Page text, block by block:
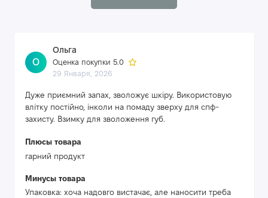
О
Ольга
Оценка покупки 5.0
29 Января, 2026
Дуже приємний запах, зволожує шкіру. Використовую
влітку постійно, інколи на помаду зверху для спф-
захисту. Взимку для зволоження губ.
Плюсы товара
гарний продукт
Минусы товара
Упаковка: хоча надовго вистачає, але наносити треба